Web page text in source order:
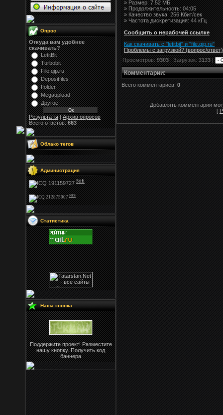
Опрос
Откуда вам удобнее
скачивать?
LetitBit
Turbobit
File.qip.ru
Depositfiles
Ifolder
Megaupload
Другое
Результаты|Архив опросов
Всего ответов:663
Облако тегов
Администрация
Stifi
NFS
Статистика
Наша кнопка
Поддержите проект! Разместите
нашу кнопку. Получить код
баннера
»Размер:7.52 МБ
» Продолжительность: 04:05
» Качество звука: 256 Кбит/сек
» Частота дискретизация: 44 кГц
Сообщить о нерабочей ссылке
Как скачивать с "letitbit" и "file.qip.ru"
Проблемы с загрузкой? (вопрос/ответ)
Просмотров:9303| Загрузок:3133|
Комментарии:
Всего комментариев: 0
Добавлять комментарии
[